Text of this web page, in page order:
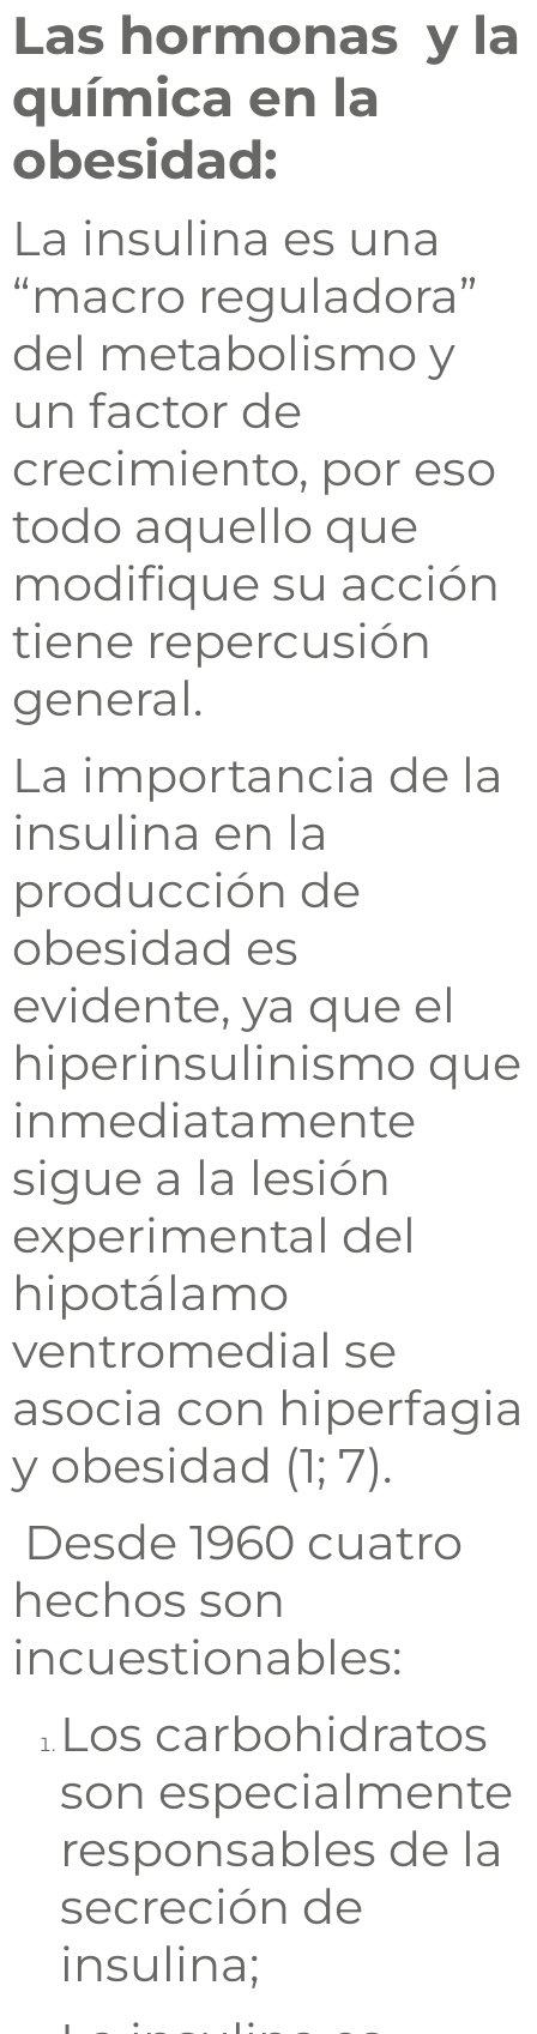
Las hormonas y la
química en la
obesidad:
La insulina es una
“macro reguladora”
del metabolismo y
un factor de
crecimiento, por eso
todo aquello que
modifique su acción
tiene repercusión
general.
La importancia de la
insulina en la
producción de
obesidad es
evidente, ya que el
hiperinsulinismo que
inmediatamente
sigue a la lesión
experimental del
hipotálamo
ventromedial se
asocia con hiperfagia
y obesidad (1; 7).
Desde 1960 cuatro
hechos son
incuestionables:
Los carbohidratos
son especialmente
responsables de la
secreción de
insulina;